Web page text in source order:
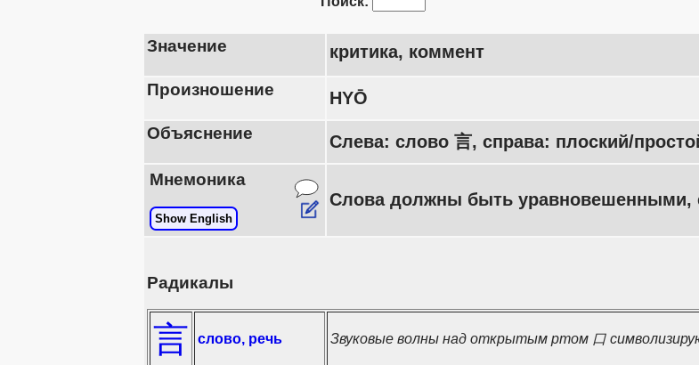
Значение критика, коммент
Произношение HYŌ
Объяснение Слева: слово 言, справа: плоский/
Мнемоника
Show English
Слова должны быть уравновешенными,
Радикалы
言 слово, речь Звуковые волны над открытым ртом 口